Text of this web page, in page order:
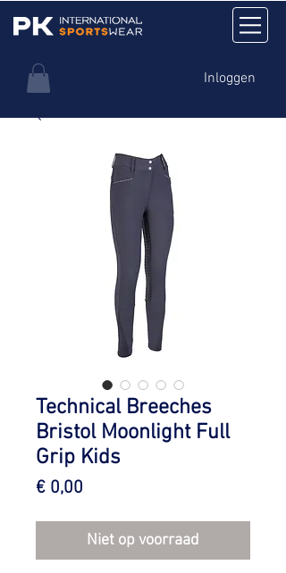
Inloggen
Technical Breeches
Bristol Moonlight Full
Grip Kids
€ 0,00
Niet op voorraad